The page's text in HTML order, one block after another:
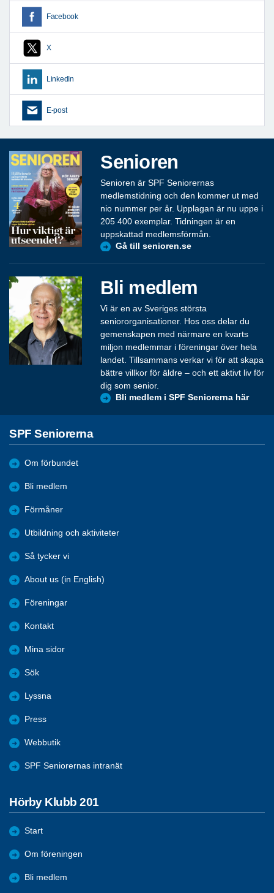
Facebook
X
LinkedIn
E-post
Senioren
Senioren är SPF Seniorernas
medlemstidning och den kommer ut med
nio nummer per år. Upplagan är nu uppe i
205 400 exemplar. Tidningen är en
uppskattad medlemsförmån.
Gå till senioren.se
Bli medlem
Vi är en av Sveriges största
seniororganisationer. Hos oss delar du
gemenskapen med närmare en kvarts
miljon medlemmar i föreningar över hela
landet. Tillsammans verkar vi för att skapa
bättre villkor för äldre – och ett aktivt liv för
dig som senior.
Bli medlem i SPF Seniorerna här
SPF Seniorerna
Om förbundet
Bli medlem
Förmåner
Utbildning och aktiviteter
Så tycker vi
About us (in English)
Föreningar
Kontakt
Mina sidor
Sök
Lyssna
Press
Webbutik
SPF Seniorernas intranät
Hörby Klubb 201
Start
Om föreningen
Bli medlem